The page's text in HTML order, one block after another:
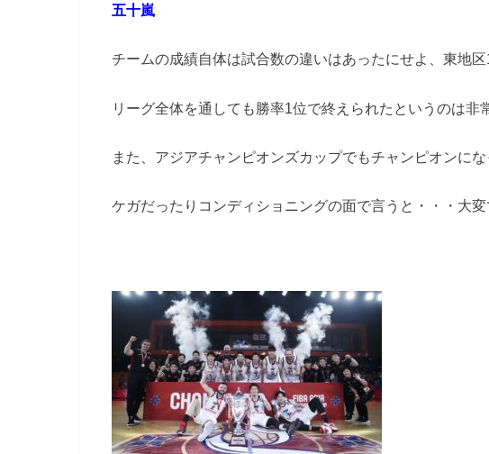
五十嵐
チームの成績自体は試合数の違いはあったにせよ、東地区
リーグ全体を通しても勝率1位で終えられたというのは非
また、アジアチャンピオンズカップでもチャンピオンに
ケガだったりコンディショニングの面で言うと・・・大変